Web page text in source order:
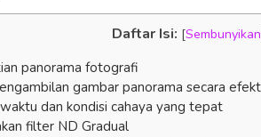
Daftar Isi: [Sembunyikan
panorama fotografi
gambar panorama secara
dan kondisi cahaya yang tepat
filter ND Gradual